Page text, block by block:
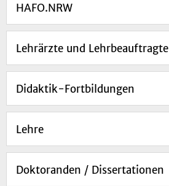
HAFO.NRW
Lehrärzte und Lehrbeauftragte
Didaktik-Fortbildungen
Lehre
Doktoranden / Dissertationen